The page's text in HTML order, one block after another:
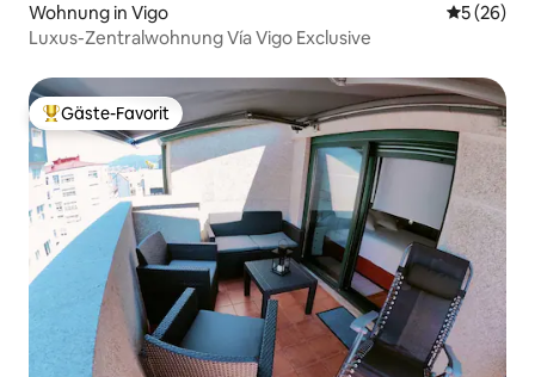
Wohnung in Vigo
5 (26)
Luxus-Zentralwohnung Vía Vigo Exclusive
Beliebter Gäste-Favorit.
Gäste-Favorit